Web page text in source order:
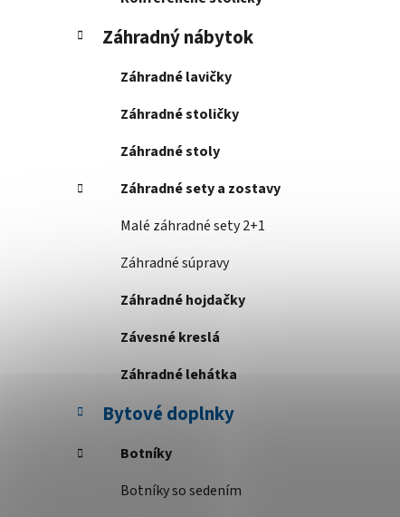
Záhradný nábytok
Záhradné lavičky
Záhradné stoličky
Záhradné stoly
Záhradné sety a zostavy
Malé záhradné sety 2+1
Záhradné súpravy
Záhradné hojdačky
Závesné kreslá
Záhradné lehátka
Bytové doplnky
Botníky
Botníky so sedením